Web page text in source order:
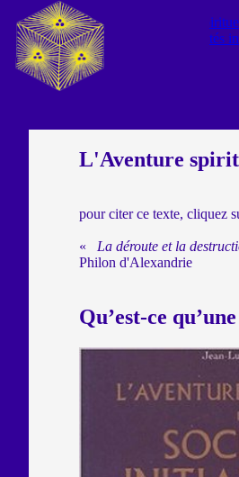
construct menusini sini elemspage
Sociétés initiatiques et voies
L'aventure spirituelle des sociétés
L'Aventure
pour citer ce texte, cliquez
« La déroute et la
Philon d'Alexandrie
Qu’est-ce